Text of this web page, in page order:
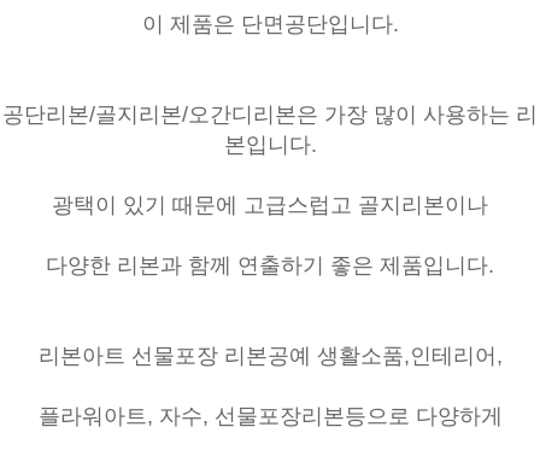
이 제품은 단면공단입니다.
공단리본/골지리본/오간디리본은 가장 많이 사용하는 리
본입니다.
광택이 있기 때문에 고급스럽고 골지리본이나
다양한 리본과 함께 연출하기 좋은 제품입니다.
리본아트 선물포장 리본공예 생활소품,인테리어,
플라워아트, 자수, 선물포장리본등으로 다양하게